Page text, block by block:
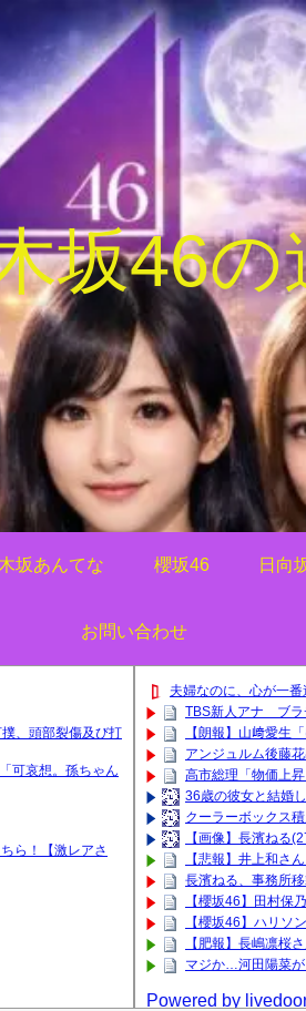
坂46の
坂あんてな 櫻坂46 日向
お問い合わせ
、頭部裂傷及び打
可哀想。孫ちゃん
ら！【激レアさ
夫婦なのに、心が一番
TBS新人アナ ブラ
【朗報】山﨑愛生
アンジュルム後藤
高市総理「物価上
36歳の彼女と結婚
クーラーボックス
【画像】長濱ねる
【悲報】井上和さ
長濱ねる、事務所
【櫻坂46】田村保
【櫻坂46】ハリソ
【肥報】長嶋凛桜
マジか…河田陽菜
Powered by